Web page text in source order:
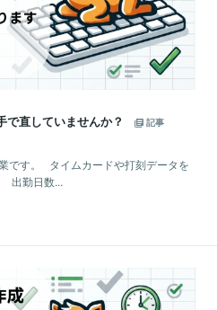
直していませんか？
記事
です。 タイムカードや打刻データを
出勤日数...